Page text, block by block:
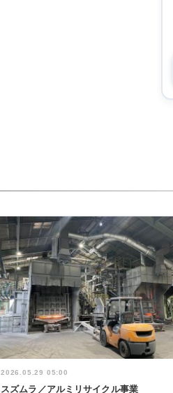
2026.05.29 05:00
スズムラ／アルミリサイクル事業